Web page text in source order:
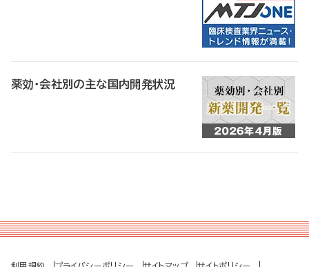
薬効・会社別の主な国内開発状況